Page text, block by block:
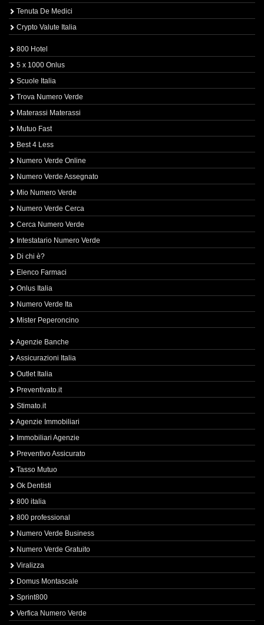
Tenuta De Medici
Crypto Valute Italia
800 Hotel
5 x 1000 Onlus
Scuole Italia
Trova Numero Verde
Materassi Materassi
Mutuo Fast
Best 4 Less
Numero Verde Online
Numero Verde Assegnato
Mio Numero Verde
Numero Verde Cerca
Cerca Numero Verde
Intestatario Numero Verde
Di chi è?
Elenco Farmaci
Onlus Italia
Numero Verde Ita
Mister Peperoncino
Agenzie Banche
Assicurazioni Italia
Outlet Italia
Preventivato.it
Stimato.it
Agenzie Immobiliari
Immobiliari Agenzie
Preventivo Assicurato
Tasso Mutuo
Ok Dentisti
800 italia
800 professional
Numero Verde Business
Numero Verde Gratuito
Viralizza
Domus Montascale
Sprint800
Verfica Numero Verde